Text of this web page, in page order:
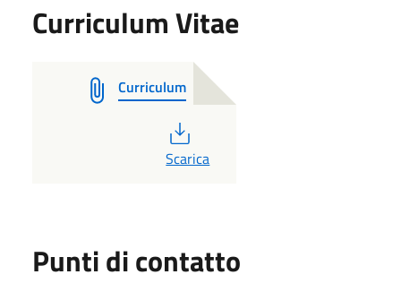
Curriculum Vitae
Curriculum
PDF
Scarica
Punti di contatto